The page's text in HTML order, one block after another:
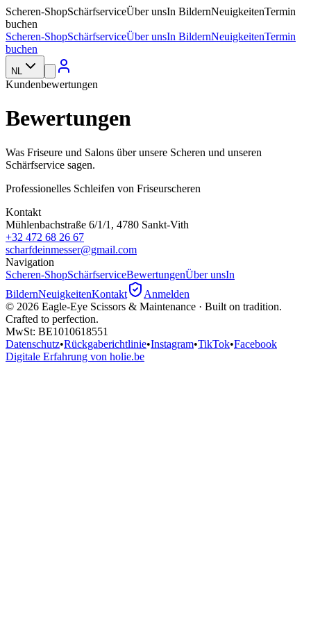
Scheren-ShopSchärfserviceÜber unsIn BildernNeuigkeitenTermin
buchen
Scheren-ShopSchärfserviceÜber unsIn BildernNeuigkeitenTermin
buchen
NL
Kundenbewertungen
Bewertungen
Was Friseure und Salons über unsere Scheren und unseren
Schärfservice sagen.
Professionelles Schleifen von Friseurscheren
Kontakt
Mühlenbachstraße 6/1/1, 4780 Sankt-Vith
+32 472 68 26 67
scharfdeinmesser@gmail.com
Navigation
Scheren-ShopSchärfserviceBewertungenÜber unsIn
BildernNeuigkeitenKontakt
Anmelden
© 2026 Eagle-Eye Scissors & Maintenance · Built on tradition.
Crafted to perfection.
MwSt: BE1010618551
Datenschutz•Rückgaberichtlinie•Instagram•TikTok•Facebook
Digitale Erfahrung von holie.be